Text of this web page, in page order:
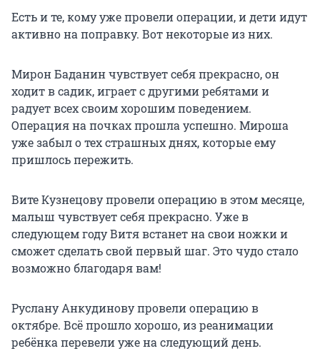
Есть и те, кому уже провели операции, и дети идут
активно на поправку. Вот некоторые из них.
Мирон Баданин чувствует себя прекрасно, он
ходит в садик, играет с другими ребятами и
радует всех своим хорошим поведением.
Операция на почках прошла успешно. Мироша
уже забыл о тех страшных днях, которые ему
пришлось пережить.
Вите Кузнецову провели операцию в этом месяце,
малыш чувствует себя прекрасно. Уже в
следующем году Витя встанет на свои ножки и
сможет сделать свой первый шаг. Это чудо стало
возможно благодаря вам!
Руслану Анкудинову провели операцию в
октябре. Всё прошло хорошо, из реанимации
ребёнка перевели уже на следующий день.